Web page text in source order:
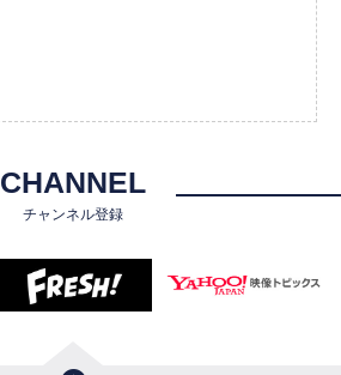
CHANNEL
チャンネル登録